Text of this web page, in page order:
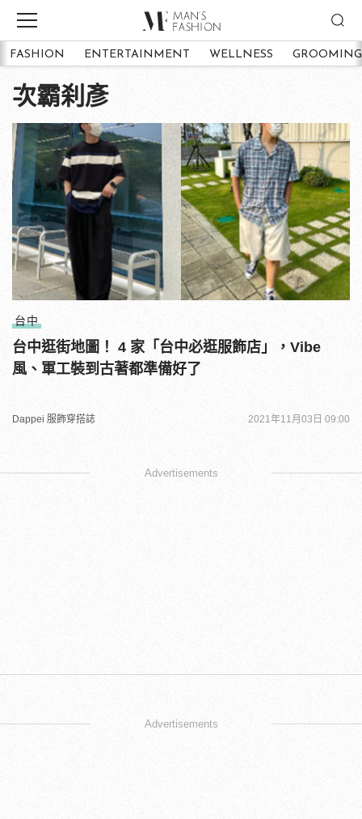
FASHION ENTERTAINMENT WELLNESS GROOMING
次霸刹彥
台中
台中逛街地圖！ 4 家「台中必逛服飾店」，Vibe
風、軍工裝到古著都準備好了
Dappei 服飾穿搭誌 2021年11月03日 09:00
Advertisements
Advertisements